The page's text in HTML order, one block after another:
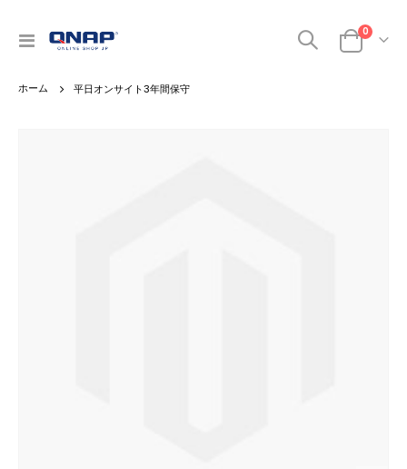
ナ
呼
カート
0商品
平日オンサイト3年間保守